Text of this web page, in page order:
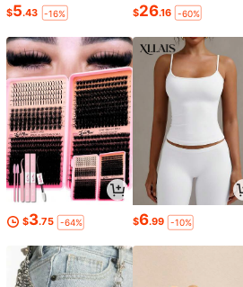
$5.43 -16% $26.16 -60%
$3.75 -64% $6.99 -10%